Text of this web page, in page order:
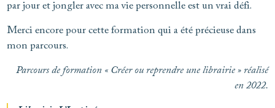
par jour et jongler avec ma vie personnelle est un vrai défi.
Merci encore pour cette formation qui a été précieuse dans
mon parcours.
Parcours de formation « Créer ou reprendre une librairie » réalisé
en 2022.